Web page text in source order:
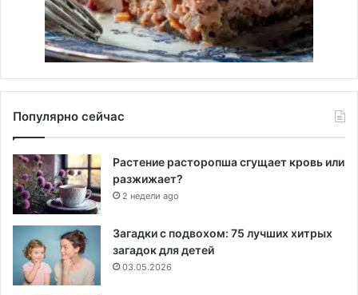
Популярно сейчас
Растение расторопша сгущает кровь или
разжижает?
2 недели ago
Загадки с подвохом: 75 лучших хитрых
загадок для детей
03.05.2026